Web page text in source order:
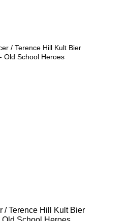
/ Terence Hill Kult Bier